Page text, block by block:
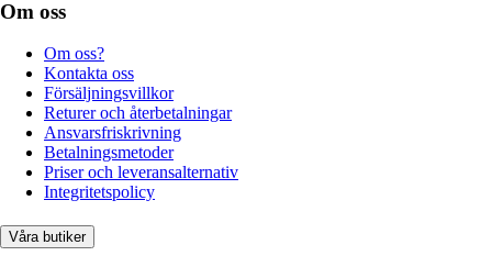
Om oss
Om oss?
Kontakta oss
Försäljningsvillkor
Returer och återbetalningar
Ansvarsfriskrivning
Betalningsmetoder
Priser och leveransalternativ
Integritetspolicy
Våra butiker